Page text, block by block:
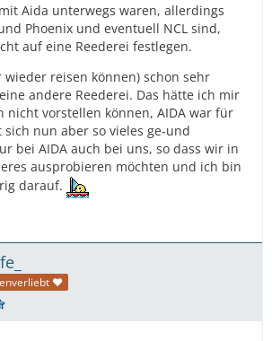
Aida unterwegs waren, allerdings
Phoenix und eventuell NCL sind,
auf eine Reederei festlegen.
reisen können) schon sehr
andere Reederei. Das hätte ich mir
nicht vorstellen können, AIDA war für
sich nun aber so vieles ge-und
bei AIDA auch bei uns, so dass wir in
ausprobieren möchten und ich bin
darauf.
♥